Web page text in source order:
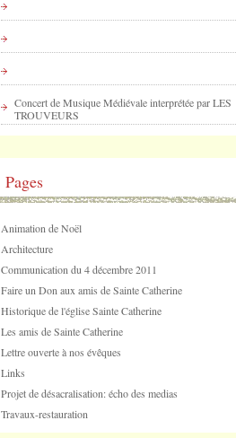
Concert de Musique Médiévale interprétée par LES
TROUVEURS
Pages
Animation de Noël
Architecture
Communication du 4 décembre 2011
Faire un Don aux amis de Sainte Catherine
Historique de l'église Sainte Catherine
Les amis de Sainte Catherine
Lettre ouverte à nos évêques
Links
Projet de désacralisation: écho des medias
Travaux-restauration